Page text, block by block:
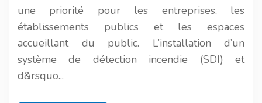
une priorité pour les entreprises, les
établissements publics et les espaces
accueillant du public. L’installation d’un
système de détection incendie (SDI) et
d&rsquo...